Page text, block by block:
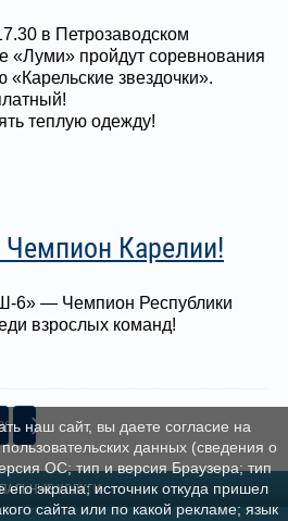
в Петрозаводском
«Луми» пройдут соревнования
звездочки».
теплую одежду!
Карелии!
6» — Чемпион Республики
взрослых команд!
УСЛУГИ
наш сайт, вы даете согласие на
данных (сведения о
ОС; тип и версия Браузера; тип
его экрана; источник откуда пришел
сайта или по какой рекламе; язык